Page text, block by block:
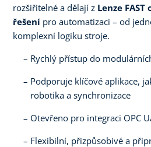
rozšiřitelné a dělají z Lenze
řešení pro automatizaci – od
komplexní logiku stroje.
Rychlý přístup do
Podporuje klíčové aplikace,
robotika a synchronizace
Otevřeno pro integraci OPC
Flexibilní, přizpůsobivé a